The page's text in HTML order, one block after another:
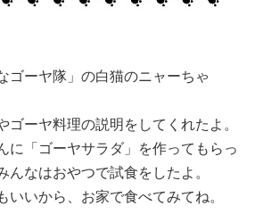
ゴーヤ隊」の白猫のニャーちゃ
ゴーヤ料理の説明をしてくれたよ。
に「ゴーヤサラダ」を作ってもらっ
んなはおやつで試食をしたよ。
いいから、お家で食べてみてね。